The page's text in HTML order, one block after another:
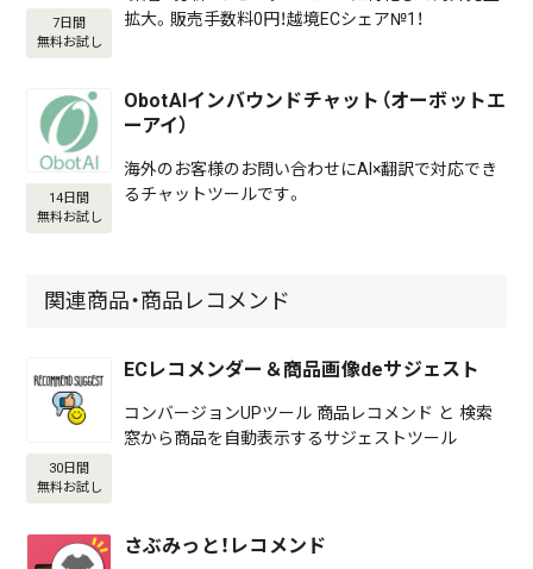
7日間
無料お試し
拡大。販売手数料0円！越境ECシェア№1！
14日間
無料お試し
ObotAIインバウンドチャット（オーボットエ
ーアイ）
海外のお客様のお問い合わせにAI×翻訳で対応でき
るチャットツールです。
関連商品・商品レコメンド
30日間
無料お試し
ECレコメンダー＆商品画像deサジェスト
コンバージョンUPツール 商品レコメンド と 検索
窓から商品を自動表示するサジェストツール
さぶみっと！レコメンド